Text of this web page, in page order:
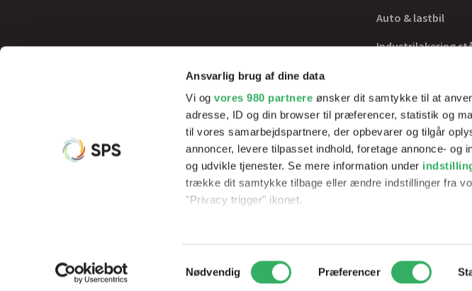
Ansvarlig brug af dine data
Vi ogvores 980 partnere ønsker dit samtykke til at
adresse, ID og din browser til præferencer, statistik og
til vores samarbejdspartnere, der opbevarer og tilgår
annoncer, levere tilpasset indhold, foretage annonce- og
og udvikle tjenester. Se mere information under
trække dit samtykke tilbage eller ændre indstillinger fra
"Privacy trigger" ikonet.
Vi bruger cookies til at tilpasse vores indhold og
til at analysere vores trafik. Vi deler også oplysninger
Samtykkevalg
Nødvendig Præferencer
Auto & lastbil
Industrilakering
Tilbehør
Vi tilbyder innovative produkter og effektive processer, der sikrer optimale
resultater og rentabilitet, samt hjælp og undervisning af vores erfarne teknikker.
© Copyright 2026 Scandinavia Paint Solution CVR: 33955332 Peder Skrams Vej 7, 5220